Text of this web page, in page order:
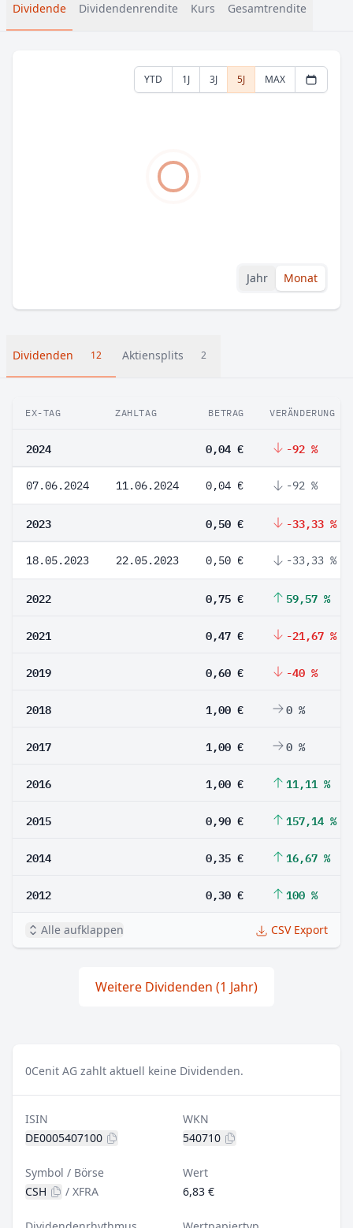
Dividende Dividendenrendite Kurs Gesamtrendite
YTD 1J 3J 5J MAX
Jahr Monat
Dividenden 12 Aktiensplits 2
EX-TAG ZAHLTAG BETRAG VERÄNDERUNG
2024 0,04 € -92 %
07.06.2024 11.06.2024 0,04 € -92 %
2023 0,50 € -33,33 %
18.05.2023 22.05.2023 0,50 € -33,33 %
2022 0,75 € 59,57 %
2021 0,47 € -21,67 %
2019 0,60 € -40 %
2018 1,00 € 0 %
2017 1,00 € 0 %
2016 1,00 € 11,11 %
2015 0,90 € 157,14 %
2014 0,35 € 16,67 %
2012 0,30 € 100 %
Alle aufklappen CSV Export
Weitere Dividenden (1 Jahr)
0Cenit AG zahlt aktuell keine Dividenden.
ISIN
DE0005407100
WKN
540710
Symbol / Börse
CSH
/ XFRA
Wert
6,83 €